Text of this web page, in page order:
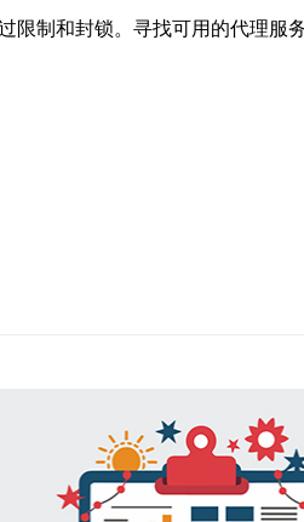
制和封锁。寻找可用的代理服